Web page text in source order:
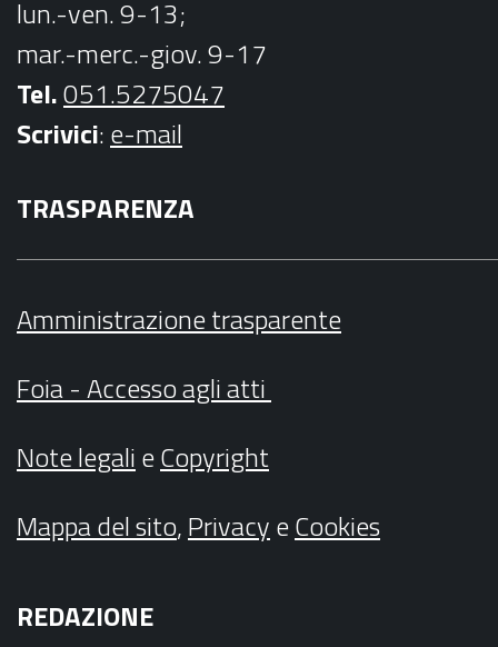
lun.-ven. 9-13;
mar.-merc.-giov. 9-17
Tel.051.5275047
Scrivici:e-mail
TRASPARENZA
Amministrazione trasparente
Foia - Accesso agli atti
Note legalieCopyright
Mappa del sito,PrivacyeCookies
REDAZIONE